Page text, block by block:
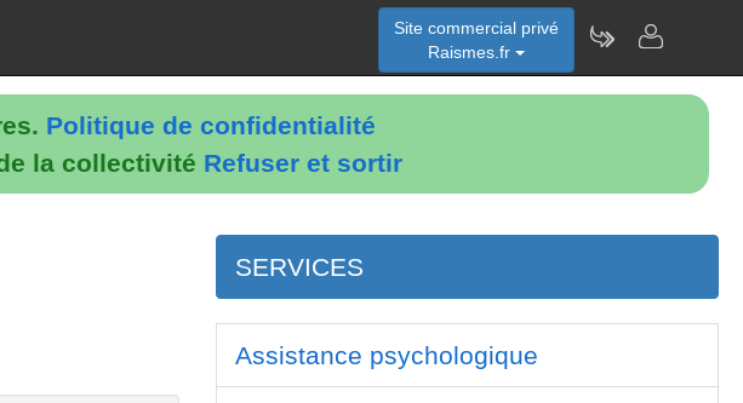
Politique de confidentialité
la collectivité Refuser et sortir
Site commercial privé
Raismes.fr
SERVICES
Assistance psychologique